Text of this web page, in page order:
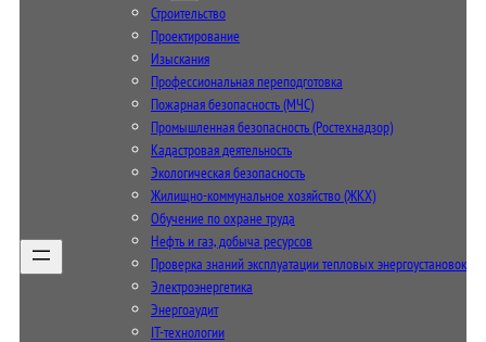
Строительство
Проектирование
Изыскания
Профессиональная переподготовка
Пожарная безопасность (МЧС)
Промышленная безопасность (Ростехнадзор)
Кадастровая деятельность
Экологическая безопасность
Жилищно-коммунальное хозяйство (ЖКХ)
Обучение по охране труда
Нефть и газ, добыча ресурсов
Проверка знаний эксплуатации тепловых энергоустановок
Электроэнергетика
Энергоаудит
IT-технологии